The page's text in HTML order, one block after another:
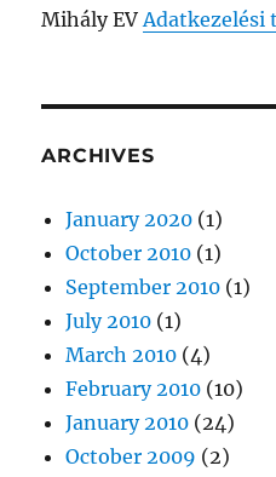
Mihály EVAdatkezelési
ARCHIVES
January 2020 (1)
October 2010 (1)
September 2010 (1)
July 2010 (1)
March 2010 (4)
February 2010 (10)
January 2010 (24)
October 2009 (2)